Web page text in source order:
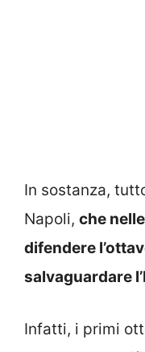
In sostanza,
Napoli, che
difendere
salvaguardare
Infatti, i primi